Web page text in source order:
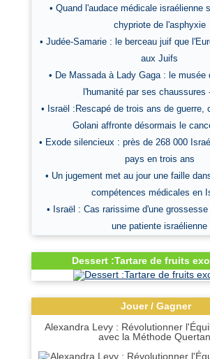
• Quand l'audace médicale israélienne
chypriote de l'asphyxie
• Judée-Samarie : le berceau juif que
aux Juifs
• De Massada à Lady Gaga : le musée
l'humanité par ses chaussures
• Israël :Rescapé de trois ans de guerre,
Golani affronte désormais le
• Exode silencieux : près de 268 000
pays en trois ans
• Un jugement met au jour une faille
compétences médicales en
• Israël : Cas rarissime d'une
une patiente israélienne
Dessert :Tartare de fruits
Jouer / Gagner
Alexandra Levy : Révolutionner
avec la Méthode